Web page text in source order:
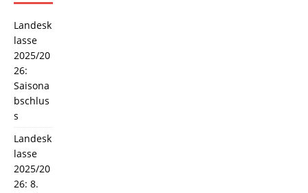
Landesk
lasse
2025/20
26:
Saisona
bschlus
s
Landesk
lasse
2025/20
26: 8.